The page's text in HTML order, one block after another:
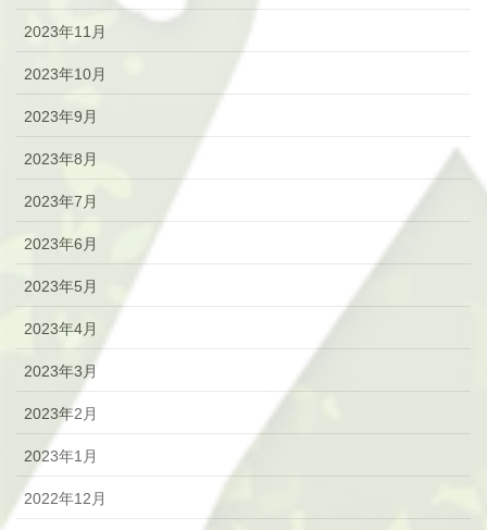
2023年11月
2023年10月
2023年9月
2023年8月
2023年7月
2023年6月
2023年5月
2023年4月
2023年3月
2023年2月
2023年1月
2022年12月